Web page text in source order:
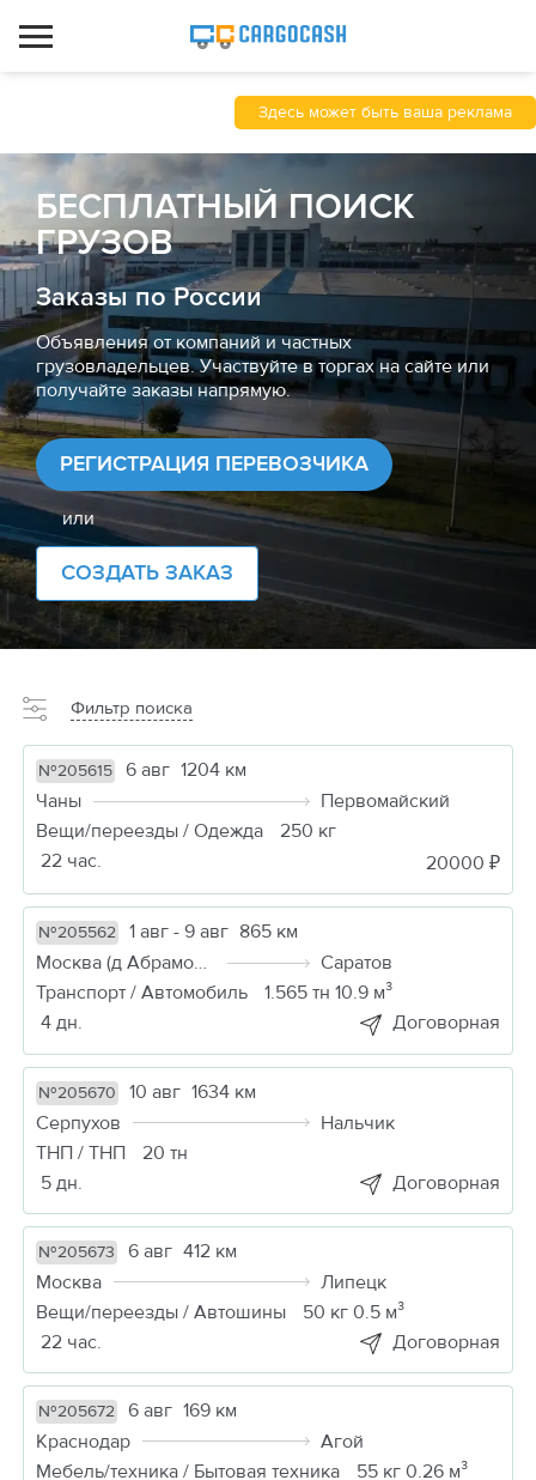
Здесь может быть ваша реклама
БЕСПЛАТНЫЙ ПОИСК
ГРУЗОВ
Заказы по России
Объявления от компаний и частных
грузовладельцев. Участвуйте в торгах на сайте или
получайте заказы напрямую.
РЕГИСТРАЦИЯ ПЕРЕВОЗЧИКА
или
СОЗДАТЬ ЗАКАЗ
Фильтр поиска
№205615 6 авг 1204 км
Чаны
Первомайский
Вещи/переезды / Одежда
250 кг
22 час.
20000 ₽
№205562 1 авг - 9 авг 865 км
Москва (д Абрамовка)
Саратов
Транспорт / Автомобиль
1.565 тн 10.9 м³
4 дн.
Договорная
№205670 10 авг 1634 км
Серпухов
Нальчик
ТНП / ТНП
20 тн
5 дн.
Договорная
№205673 6 авг 412 км
Москва
Липецк
Вещи/переезды / Автошины
50 кг 0.5 м³
22 час.
Договорная
№205672 6 авг 169 км
Краснодар
Агой
Мебель/техника / Бытовая техника
55 кг 0.26 м³